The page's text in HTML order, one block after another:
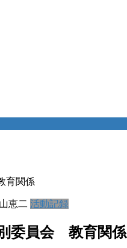
育関係
恵二 活動記録
委員会 教育関係